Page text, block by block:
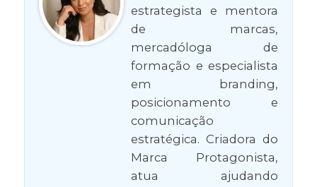
estrategista e mentora
de marcas,
mercadóloga de
formação e especialista
em branding,
posicionamento e
comunicação
estratégica. Criadora do
Marca Protagonista,
atua ajudando